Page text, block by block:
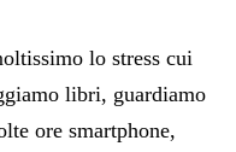
lo stress cui
libri, guardiamo
ore smartphone,